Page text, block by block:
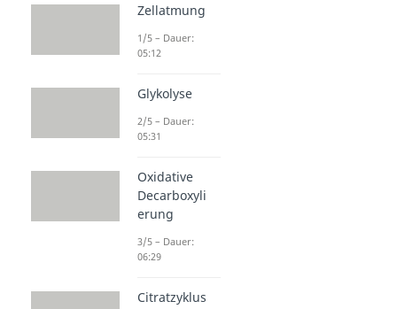
Zellatmung
1/5 – Dauer:
05:12
Glykolyse
2/5 – Dauer:
05:31
Oxidative
Decarboxyli
erung
3/5 – Dauer:
06:29
Citratzyklus